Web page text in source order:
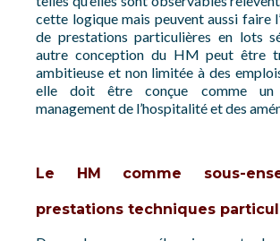
cette logique mais peuvent aussi faire
de prestations particulières en lots
autre conception du HM peut être
ambitieuse et non limitée à des
elle doit être conçue comme un
management de l’hospitalité et des
Le HM comme sous-
prestations techniques